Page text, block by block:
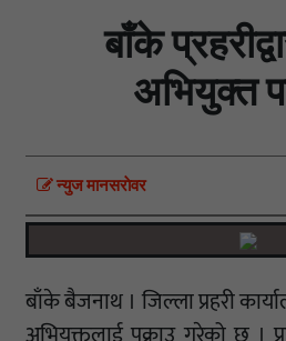
बाँके
अभियुक्त
न्युज मानसराेवर
बाँके बैजनाथ । जिल्ला प्रहरी